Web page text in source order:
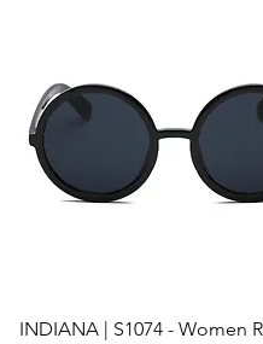
Vista rápida
INDIANA | S1074 - Women